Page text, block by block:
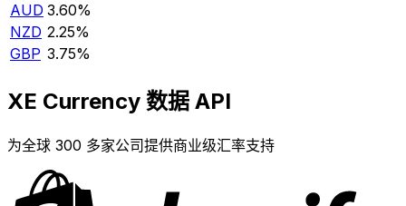
AUD 3.60%
NZD 2.25%
GBP 3.75%
XE Currency 数据 API
为全球 300 多家公司提供商业级汇率支持